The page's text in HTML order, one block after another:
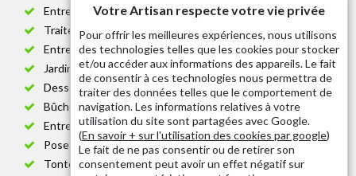
Entreprise de jardinage 87
Traitement anti-chenille 87
Entreprise abattage arbre 87
Jardinier taille de haie 87
Dessouchage arbre et haie 87
Bûcheron 87
Entretien espace vert cimetière 87
Pose et changement grillage et clôture 87
Tonte de pelouse 87
Votre Artisan respecte votre vie privée
Pour offrir les meilleures expériences, nous utilisons
des technologies telles que les cookies pour stocker
et/ou accéder aux informations des appareils. Le fait
de consentir à ces technologies nous permettra de
traiter des données telles que le comportement de
navigation. Les informations relatives à votre
utilisation du site sont partagées avec Google.
(En savoir + sur l'utilisation des cookies par google)
Le fait de ne pas consentir ou de retirer son
consentement peut avoir un effet négatif sur